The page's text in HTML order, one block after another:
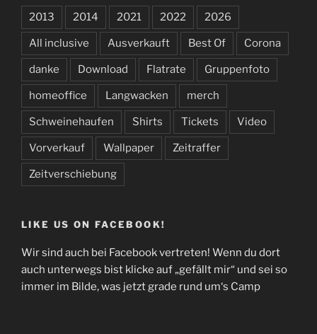
2013 2014 2021 2022 2026
All inclusive Ausverkauft Best Of Corona
danke Download Flatrate Gruppenfoto
homeoffice Langwacken merch
Schweinehaufen Shirts Tickets Video
Vorverkauf Wallpaper Zeitraffer
Zeitverschiebung
LIKE US ON FACEBOOK!
Wir sind auch bei Facebook vertreten! Wenn du dort
auch unterwegs bist klicke auf „gefällt mir“ und sei so
immer im Bilde, was jetzt grade rund um‘s Camp